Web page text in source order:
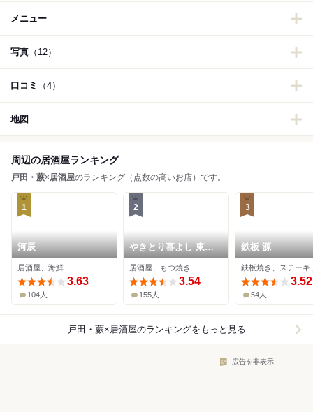
メニュー
写真 （12）
口コミ （4）
地図
周辺の居酒屋ランキング
戸田・蕨×居酒屋のランキング（点数の高いお店）です。
1
河辰
居酒屋、海鮮
3.63
104人
2
やきとり喜よし 東口
本店
居酒屋、もつ焼き
3.54
155人
3
鉄板 源
3.52
54人
戸田・蕨×居酒屋のランキングをもっと見る
広告を非表示